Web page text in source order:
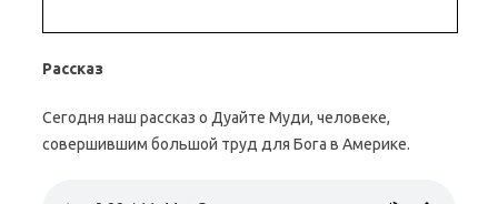
Рассказ
Сегодня наш рассказ о Дуайте Муди, человеке,
совершившим большой труд для Бога в Америке.